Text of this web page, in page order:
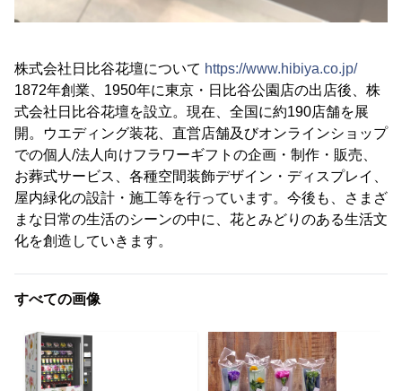
株式会社日比谷花壇について https://www.hibiya.co.jp/
1872年創業、1950年に東京・日比谷公園店の出店後、株
式会社日比谷花壇を設立。現在、全国に約190店舗を展
開。ウエディング装花、直営店舗及びオンラインショップ
での個人/法人向けフラワーギフトの企画・制作・販売、
お葬式サービス、各種空間装飾デザイン・ディスプレイ、
屋内緑化の設計・施工等を行っています。今後も、さまざ
まな日常の生活のシーンの中に、花とみどりのある生活文
化を創造していきます。
すべての画像